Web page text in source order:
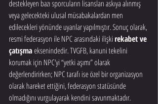
destekleyen bazı sporcuların lisansları askıya alınmış
veya gelecekteki ulusal müsabakalardan men
edilecekleri yönünde uyarılar yapılmıştır. Sonuç olarak,
resmi federasyon ile NPC arasındaki ilişki rekabet ve
çatışma eksenindedir. TVGFB, kanuni tekelini
korumak için NPC’yi “yetki aşımı” olarak
değerlendirirken; NPC tarafı ise özel bir organizasyon
olarak hareket ettiğini, federasyon statüsünde
olmadığını vurgulayarak kendini savunmaktadır.